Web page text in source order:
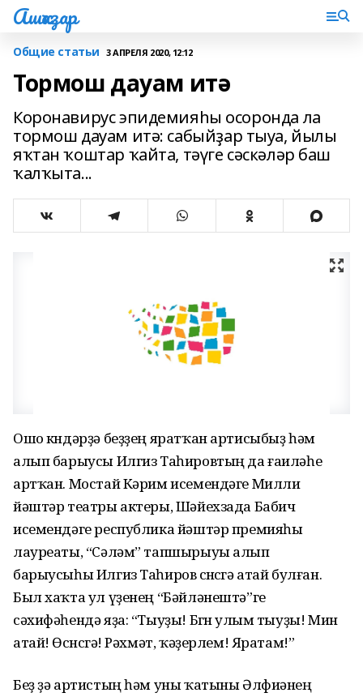
Ашҡаҙар
Общие статьи 3 АПРЕЛЯ 2020, 12:12
Тормош дауам итә
Коронавирус эпидемияһы осоронда ла
тормош дауам итә: сабыйҙар тыуа, йылы
яҡтан ҡоштар ҡайта, тәүге сәскәләр баш
ҡалҡыта...
Ошо көндәрҙә беҙҙең яратҡан артисыбыҙ һәм
алып барыусы Илгиз Таһировтың да ғаиләһе
артҡан. Мостай Кәрим исемендәге Милли
йәштәр театры актеры, Шәйехзада Бабич
исемендәге республика йәштәр премияһы
лауреаты, “Сәләм” тапшырыуы алып
барыусыһы Илгиз Таһиров өсөнсөгә атай булған.
Был хаҡта ул үҙенең “Бәйләнештә”ге
сәхифәһендә яҙа: “Тыуҙы! Бөгөн улым тыуҙы! Мин
атай! Өсөнсөгә! Рәхмәт, ҡәҙерлем! Яратам!”
Беҙ ҙә артистың һәм уны ҡатыны Әлфиәнең